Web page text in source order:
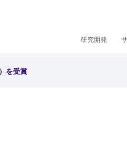
研究開発
を受賞